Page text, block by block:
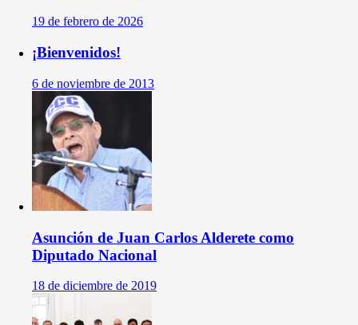
19 de febrero de 2026
¡Bienvenidos!
6 de noviembre de 2013
Asunción de Juan Carlos Alderete como
Diputado Nacional
18 de diciembre de 2019